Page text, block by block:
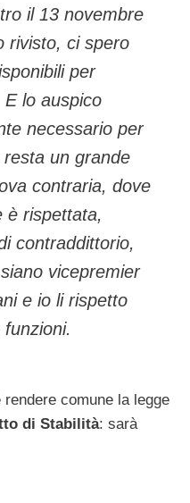
il 13 novembre
rivisto, ci spero
per
lo auspico
necessario per
resta un grande
contraria, dove
è rispettata,
contraddittorio,
vicepremier
e io li rispetto
comune la legge
di Stabilità: sarà